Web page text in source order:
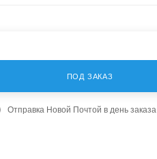
ПОД ЗАКАЗ
Отправка Новой Почтой в день заказа